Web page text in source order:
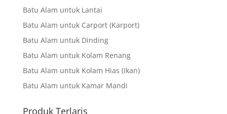
Batu Alam untuk Lantai
Batu Alam untuk Carport (Karport)
Batu Alam untuk Dinding
Batu Alam untuk Kolam Renang
Batu Alam untuk Kolam Hias (Ikan)
Batu Alam untuk Kamar Mandi
Produk Terlaris